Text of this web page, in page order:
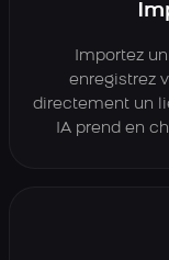
Importez
enregistrez
directement un
IA prend en